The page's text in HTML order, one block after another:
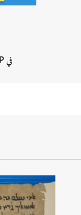
في PGP منذ